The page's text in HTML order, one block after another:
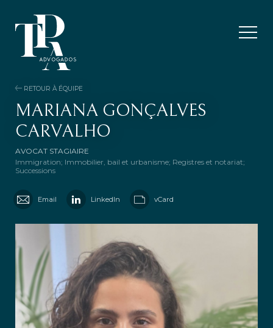
RETOUR À ÉQUIPE
MARIANA GONÇALVES
CARVALHO
AVOCAT STAGIAIRE
Immigration; Immobilier, bail et urbanisme; Registres et notariat;
Successions
Email LinkedIn vCard